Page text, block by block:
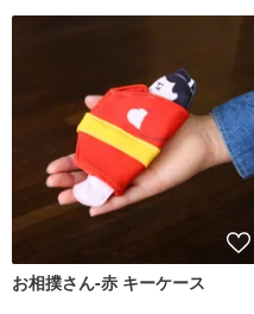
お相撲さん-赤 キーケース